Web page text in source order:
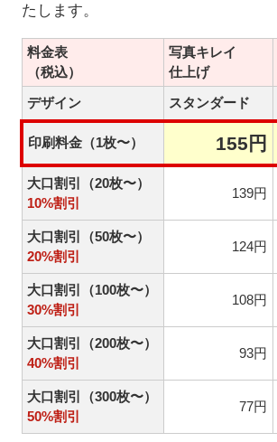
たします。
料金表
（税込）
写真キレイ
仕上げ
デザイン
スタンダード
印刷料金（1枚〜） 155円
大口割引（20枚〜）
10%割引
139円
大口割引（50枚〜）
20%割引
124円
大口割引（100枚〜）
30%割引
108円
大口割引（200枚〜）
40%割引
93円
大口割引（300枚〜）
50%割引
77円